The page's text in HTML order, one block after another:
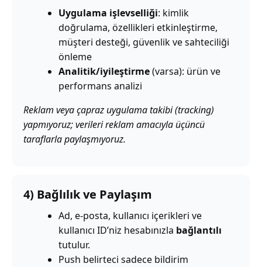
Uygulama işlevselliği: kimlik
doğrulama, özellikleri etkinleştirme,
müşteri desteği, güvenlik ve sahteciliği
önleme
Analitik/iyileştirme(varsa): ürün ve
performans analizi
Reklam veya çapraz uygulama takibi (tracking)
yapmıyoruz; verileri reklam amacıyla üçüncü
taraflarla paylaşmıyoruz.
4) Bağlılık ve Paylaşım
Ad, e-posta, kullanıcı içerikleri ve
kullanıcı ID’niz hesabınızla bağlantılı
tutulur.
Push belirteci sadece bildirim